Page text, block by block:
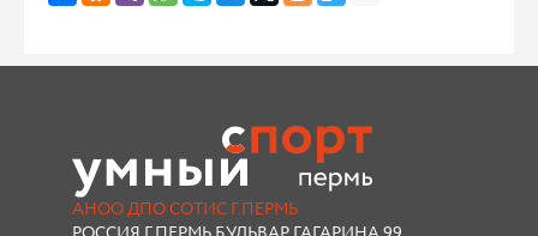
АНОО ДПО СОТИС Г.ПЕРМЬ